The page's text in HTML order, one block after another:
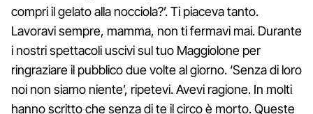
compri il gelato alla nocciola?’. Ti piaceva tanto.
Lavoravi sempre, mamma, non ti fermavi mai. Durante
i nostri spettacoli uscivi sul tuo Maggiolone per
ringraziare il pubblico due volte al giorno. ‘Senza di loro
noi non siamo niente’, ripetevi. Avevi ragione. In molti
hanno scritto che senza di te il circo è morto. Queste